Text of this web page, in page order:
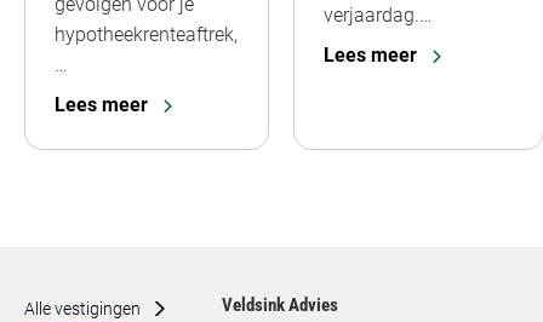
hypotheekrenteaftrek,
…
Lees meer
verjaardag.…
Lees meer
Alle vestigingen Veldsink Advies